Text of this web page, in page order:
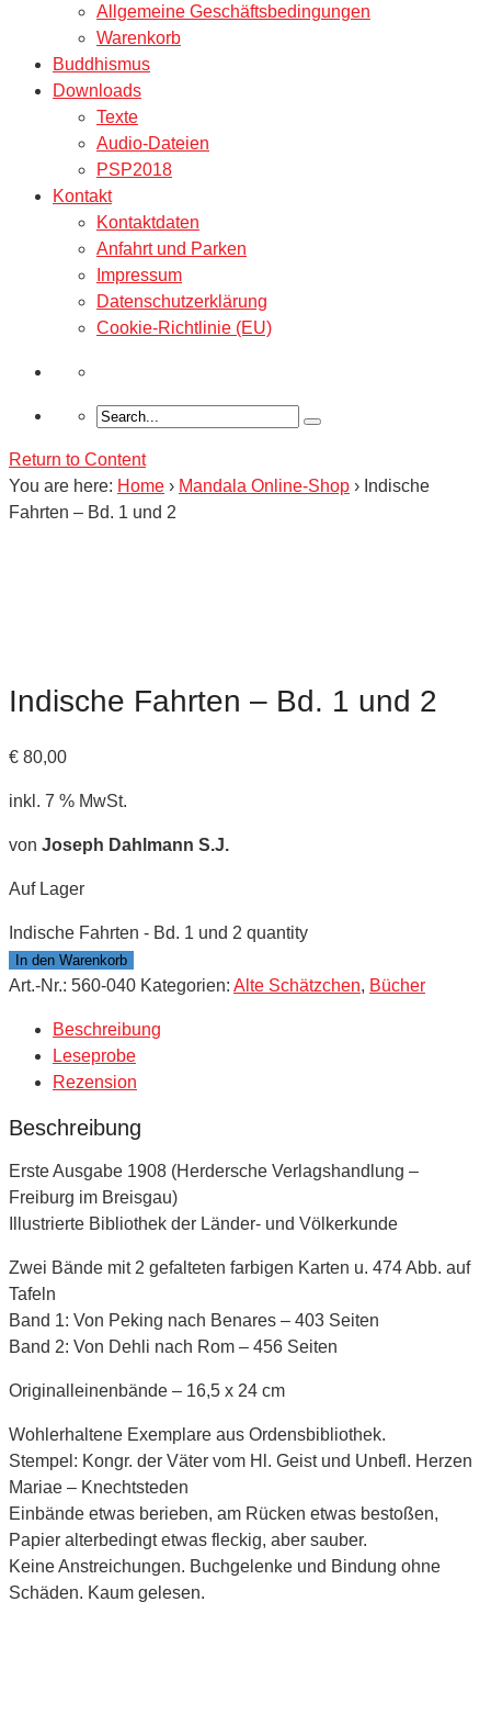
Allgemeine Geschäftsbedingungen
Warenkorb
Buddhismus
Downloads
Texte
Audio-Dateien
PSP2018
Kontakt
Kontaktdaten
Anfahrt und Parken
Impressum
Datenschutzerklärung
Cookie-Richtlinie (EU)
Return to Content
You are here: Home › Mandala Online-Shop › Indische
Fahrten – Bd. 1 und 2
Indische Fahrten – Bd. 1 und 2
€ 80,00
inkl. 7 % MwSt.
von Joseph Dahlmann S.J.
Auf Lager
Indische Fahrten - Bd. 1 und 2 quantity
In den Warenkorb
Art.-Nr.: 560-040 Kategorien: Alte Schätzchen, Bücher
Beschreibung
Leseprobe
Rezension
Beschreibung
Erste Ausgabe 1908 (Herdersche Verlagshandlung –
Freiburg im Breisgau)
Illustrierte Bibliothek der Länder- und Völkerkunde
Zwei Bände mit 2 gefalteten farbigen Karten u. 474 Abb. auf
Tafeln
Band 1: Von Peking nach Benares – 403 Seiten
Band 2: Von Dehli nach Rom – 456 Seiten
Originalleinenbände – 16,5 x 24 cm
Wohlerhaltene Exemplare aus Ordensbibliothek.
Stempel: Kongr. der Väter vom Hl. Geist und Unbefl. Herzen
Mariae – Knechtsteden
Einbände etwas berieben, am Rücken etwas bestoßen,
Papier alterbedingt etwas fleckig, aber sauber.
Keine Anstreichungen. Buchgelenke und Bindung ohne
Schäden. Kaum gelesen.